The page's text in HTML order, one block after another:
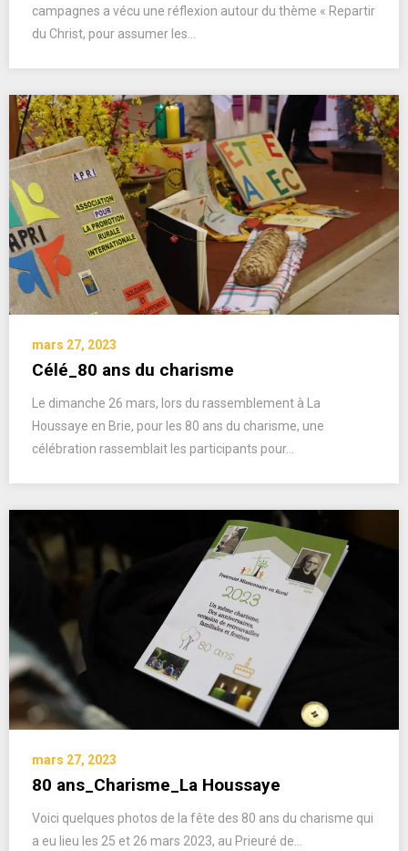
campagnes a vécu une réflexion autour du thème « Repartir
du Christ, pour assumer les…
mars 27, 2023
Célé_80 ans du charisme
Le dimanche 26 mars, lors du rassemblement à La
Houssaye en Brie, pour les 80 ans du charisme, une
célébration rassemblait les participants pour…
mars 27, 2023
80 ans_Charisme_La Houssaye
Voici quelques photos de la fête des 80 ans du charisme qui
a eu lieu les 25 et 26 mars 2023, au Prieuré de…